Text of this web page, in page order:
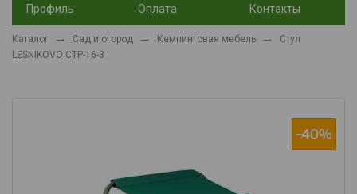
Профиль Оплата Контакты
Каталог Сад и огород Кемпинговая мебель
Стул
LESNIKOVO СТР-16-3
-40%